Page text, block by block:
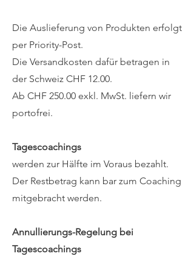
Die Auslieferung von Produkten erfolgt
per Priority-Post.
Die Versandkosten dafür betragen in
der Schweiz CHF 12.00.
Ab CHF 250.00 exkl. MwSt. liefern wir
portofrei.
Tagescoachings
werden zur Hälfte im Voraus bezahlt.
Der Restbetrag kann bar zum Coaching
mitgebracht werden.
Annullierungs-Regelung bei
Tagescoachings